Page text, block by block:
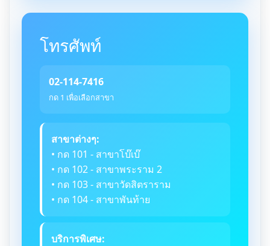
โทรศัพท์
02-114-7416
กด 1 เพื่อเลือกสาขา
สาขาต่างๆ:
• กด 101 - สาขาโบ๊เบ๊
• กด 102 - สาขาพระราม 2
• กด 103 - สาขาวัดสิตราราม
• กด 104 - สาขาพันท้าย
บริการพิเศษ: